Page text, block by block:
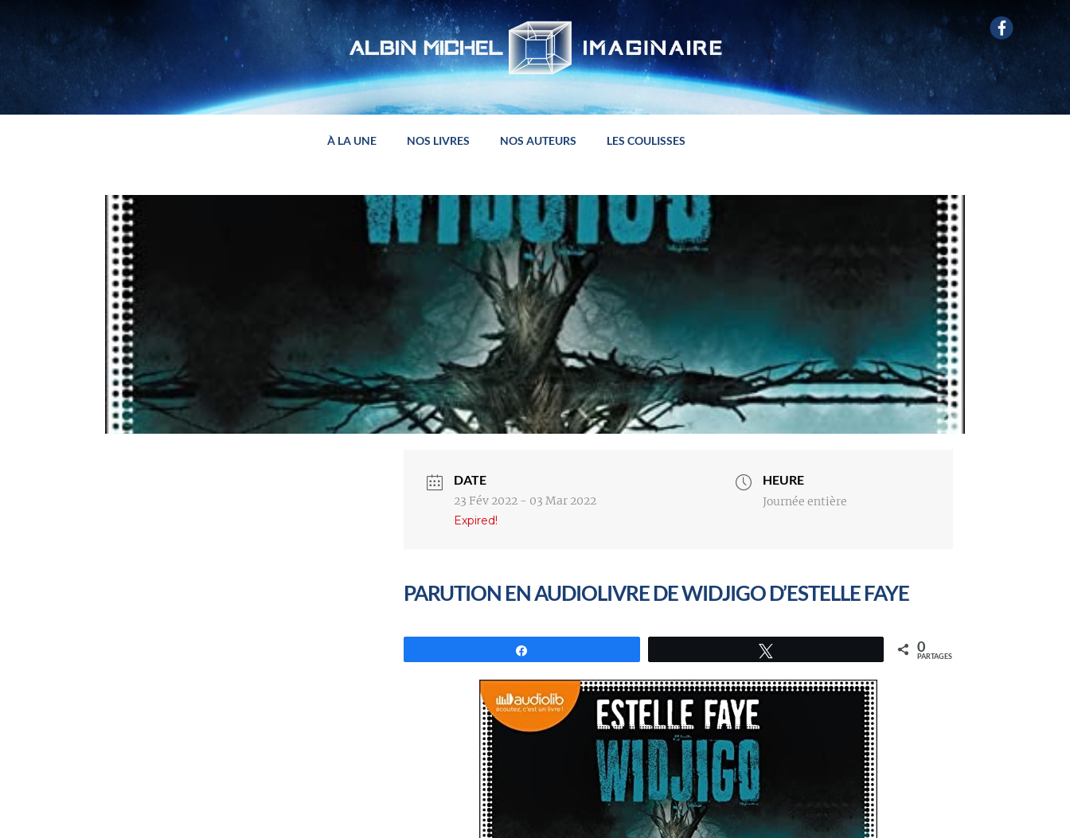
À LA UNE NOS LIVRES NOS AUTEURS LES COULISSES
DATE
23 Fév 2022 - 03 Mar 2022
Expired!
HEURE
Journée entière
PARUTION EN AUDIOLIVRE DE WIDJIGO D’ESTELLE FAYE
0
PARTAGES